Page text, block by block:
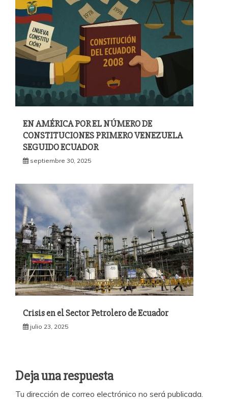
EN AMÉRICA POR EL NÚMERO DE
CONSTITUCIONES PRIMERO VENEZUELA
SEGUIDO ECUADOR
septiembre 30, 2025
Crisis en el Sector Petrolero de Ecuador
julio 23, 2025
Deja una respuesta
Tu dirección de correo electrónico no será publicada.